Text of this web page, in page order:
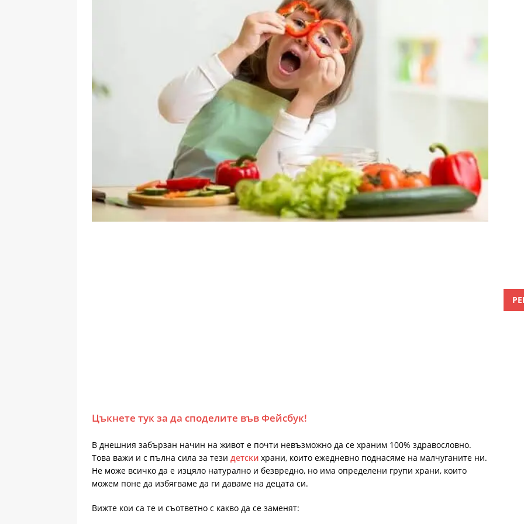
Цъкнете тук за да споделите във Фейсбук!
В днешния забързан начин на живот е почти невъзможно да се храним 100% здравословно.
Това важи и с пълна сила за тези детски храни, които ежедневно поднасяме на малчуганите ни.
Не може всичко да е изцяло натурално и безвредно, но има определени групи храни, които
можем поне да избягваме да ги даваме на децата си.
Вижте кои са те и съответно с какво да се заменят: